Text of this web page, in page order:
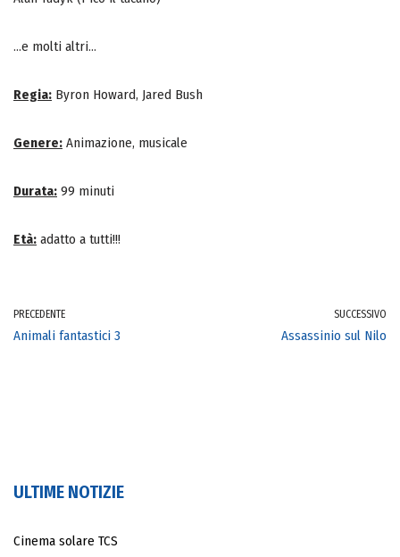
…e molti altri…
Regia: Byron Howard, Jared Bush
Genere: Animazione, musicale
Durata: 99 minuti
Età: adatto a tutti!!!
PRECEDENTE
Animali fantastici 3
SUCCESSIVO
Assassinio sul Nilo
ULTIME NOTIZIE
Cinema solare TCS